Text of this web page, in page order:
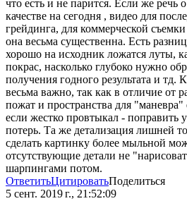
что есть и не парится. Если же
качестве на сегодня , видео для
грейдинга, для коммерческой съемки
она весьма существенна. Есть
хорошо на исходник ложатся луты,
покрас, насколько глубоко нужно
получения годного результата и тд.
весьма важно, так как в отличие от
пожат и пространства для "маневра"
если жестко провтыкал - поправить
потерь. Та же детализация лишней
сделать картинку более мыльной
отсутствующие детали не
шарпингами потом.
ОтветитьЦитироватьПоделиться
5 сент. 2019 г., 21:52:09